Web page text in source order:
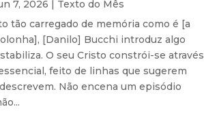
7, 2026 | Texto do Mês
tão carregado de memória como é [a
[Danilo] Bucchi introduz algo
O seu Cristo constrói-se através
feito de linhas que sugerem
Não encena um episódio